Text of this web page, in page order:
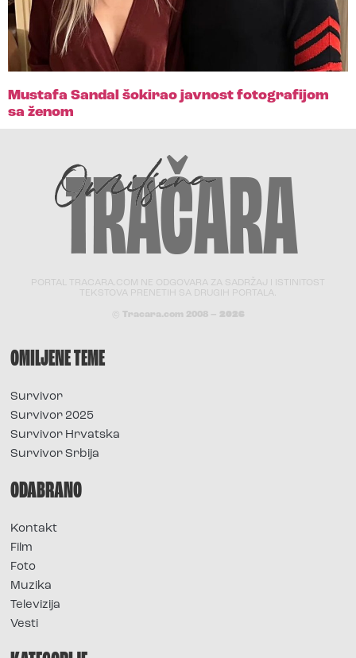
Mustafa Sandal šokirao javnost fotografijom
sa ženom
PORTAL TRACARA.COM NE ODGOVARA ZA SADRŽAJ I ISTINITOST
TEKSTOVA PRENETIH SA DRUGIH PORTALA.
© Tracara.com 2008 – 2026
OMILJENE TEME
Survivor
Survivor 2025
Survivor Hrvatska
Survivor Srbija
ODABRANO
Kontakt
Film
Foto
Muzika
Televizija
Vesti